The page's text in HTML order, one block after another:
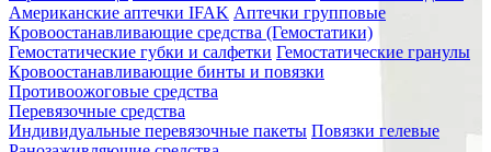
Американские аптечки IFAK Аптечки групповые
Кровоостанавливающие средства (Гемостатики)
Гемостатические губки и салфетки Гемостатические гранулы
Кровоостанавливающие бинты и повязки
Противоожоговые средства
Перевязочные средства
Индивидуальные перевязочные пакеты Повязки гелевые